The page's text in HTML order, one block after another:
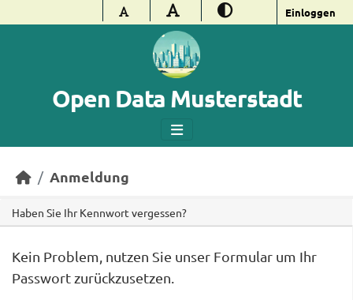
Überspringen zum Hauptinhalt Einloggen
Open Data Musterstadt
Anmeldung
Haben Sie Ihr Kennwort vergessen?
Kein Problem, nutzen Sie unser Formular um Ihr
Passwort zurückzusetzen.